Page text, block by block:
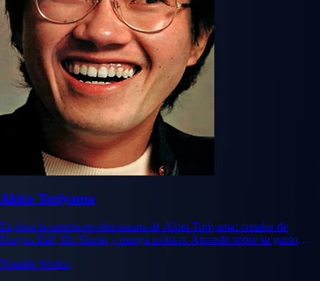
Akira Toriyama
Explora la carrera revolucionaria de Akira Toriyama: creador de
Dragon Ball, Dr. Slump y manga icónico. Aprende sobre su genio
Notable Works: